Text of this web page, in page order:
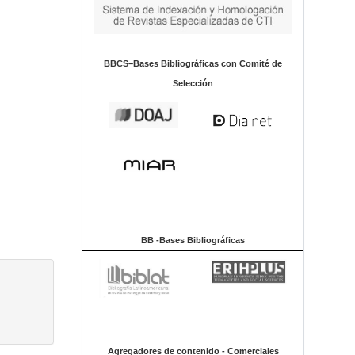
BBCS–Bases Bibliográficas con Comité de
Selección
BB -Bases Bibliográficas
Agregadores de contenido - Comerciales